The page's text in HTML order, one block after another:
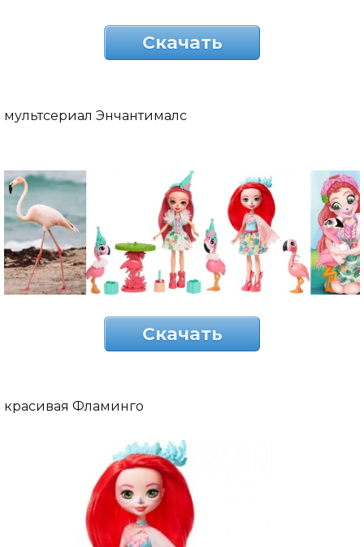
Скачать
мультсериал Энчантималс
Скачать
красивая Фламинго